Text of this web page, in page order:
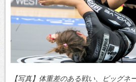
【写真】体重差のある戦い、ビッグネ